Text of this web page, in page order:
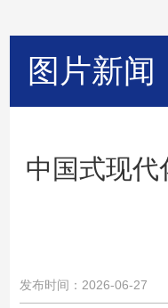
图片新闻
中国式现代
发布时间：2026-06-27